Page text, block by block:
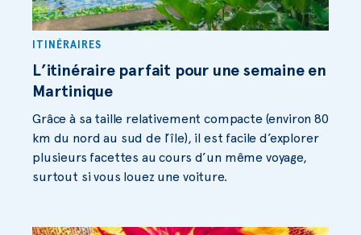
ITINÉRAIRES
L’itinéraire parfait pour une semaine en
Martinique
Grâce à sa taille relativement compacte (environ 80
km du nord au sud de l’île), il est facile d’explorer
plusieurs facettes au cours d’un même voyage,
surtout si vous louez une voiture.